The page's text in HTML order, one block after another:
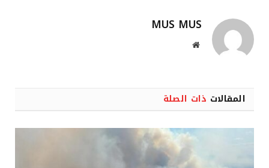
MUS MUS
موقع
المقالات ذات الصلة